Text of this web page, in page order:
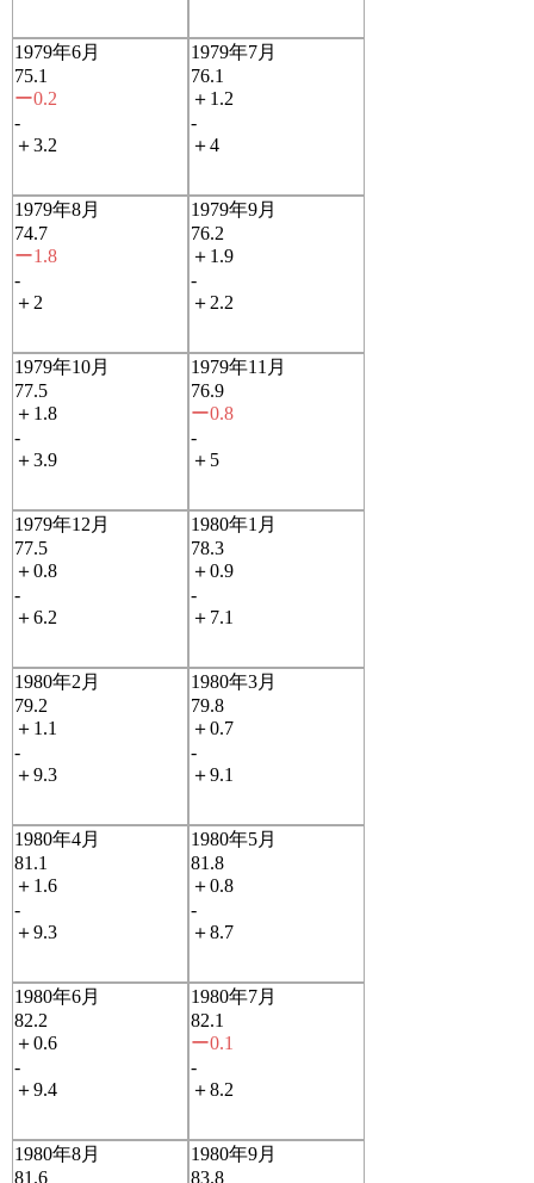
1979年6月
75.1
ー0.2
-
＋3.2
1979年7月
76.1
＋1.2
-
＋4
1979年8月
74.7
ー1.8
-
＋2
1979年9月
76.2
＋1.9
-
＋2.2
1979年10月
77.5
＋1.8
-
＋3.9
1979年11月
76.9
ー0.8
-
＋5
1979年12月
77.5
＋0.8
-
＋6.2
1980年1月
78.3
＋0.9
-
＋7.1
1980年2月
79.2
＋1.1
-
＋9.3
1980年3月
79.8
＋0.7
-
＋9.1
1980年4月
81.1
＋1.6
-
＋9.3
1980年5月
81.8
＋0.8
-
＋8.7
1980年6月
82.2
＋0.6
-
＋9.4
1980年7月
82.1
ー0.1
-
＋8.2
1980年8月
81.6
1980年9月
83.8